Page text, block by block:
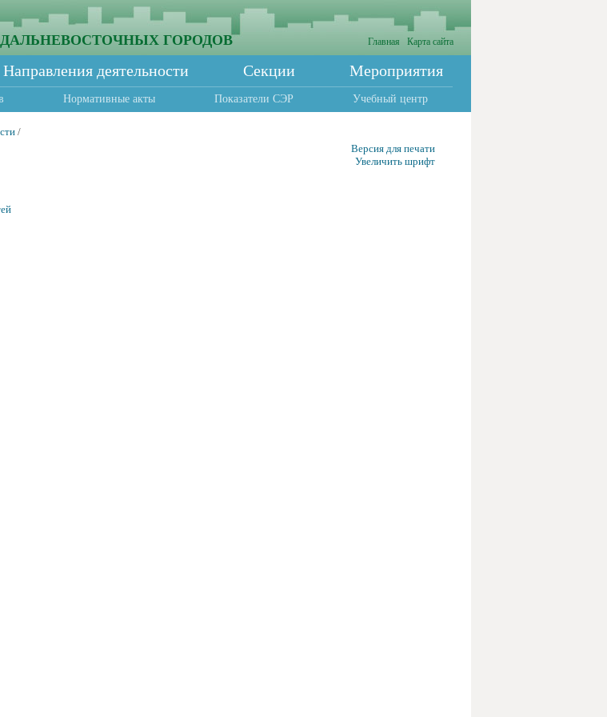
ГОРОДОВ Главная Карта сайта
Направления деятельности Секции Мероприятия
Нормативные акты Показатели СЭР Учебный центр
/
Версия для печати
Увеличить шрифт